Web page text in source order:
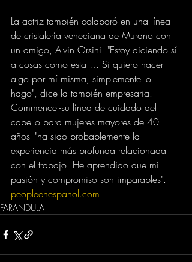
La actriz también colaboró en una línea
de cristalería veneciana de Murano con
un amigo, Alvin Orsini. "Estoy diciendo sí
a cosas como esta … Si quiero hacer
algo por mí misma, simplemente lo
hago", dice la también empresaria.
Commence -su línea de cuidado del
cabello para mujeres mayores de 40
años- "ha sido probablemente la
experiencia más profunda relacionada
con el trabajo. He aprendido que mi
pasión y compromiso son imparables".
peopleenespanol.com
FARANDULA